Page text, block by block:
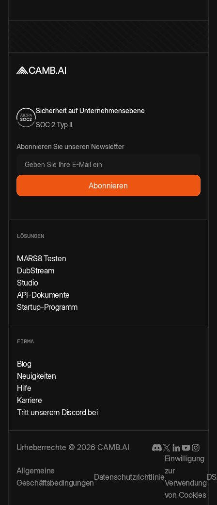
Sicherheit auf Unternehmensebene
SOC 2 Typ II
Abonnieren Sie unseren Newsletter
LÖSUNGEN
MARS8 Testen
DubStream
Studio
API-Dokumente
Startup-Programm
FIRMA
Blog
Neuigkeiten
Hilfe
Karriere
Tritt unserem Discord bei
Urheberrechte © 2026 CAMB.AI
Allgemeine
Geschäftsbedingungen
Datenschutzrichtlinie
Einwilligung
zur
Verwendung
von Cookies